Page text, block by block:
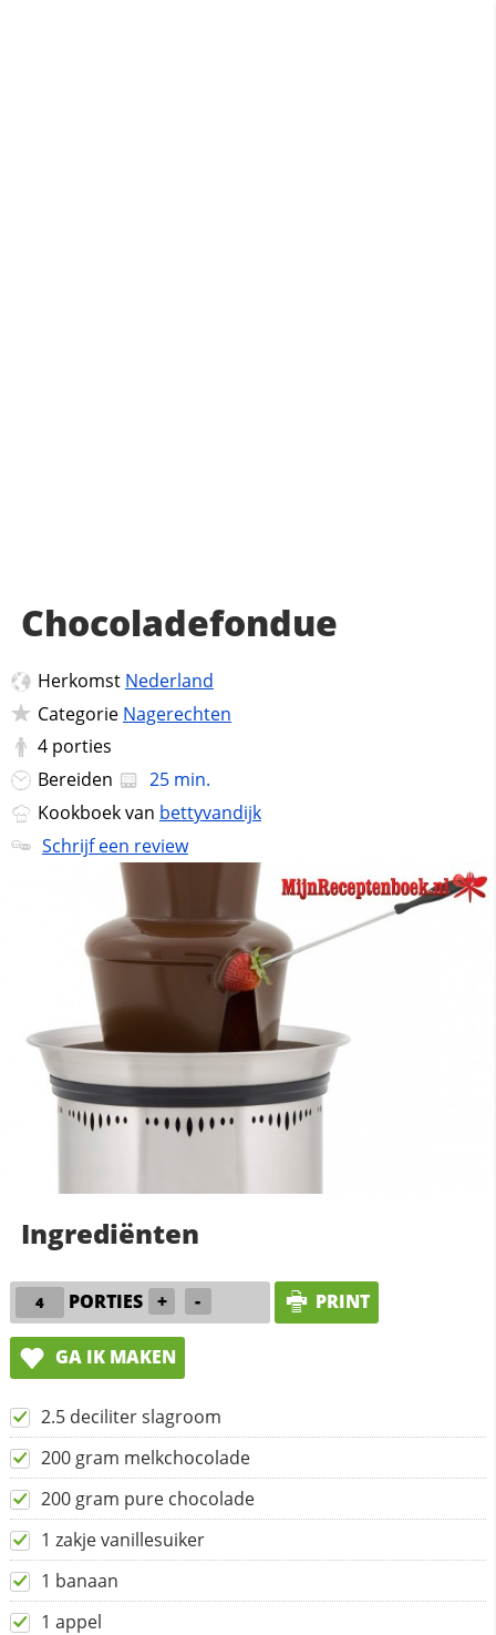
Chocoladefondue
Herkomst Nederland
Categorie Nagerechten
4 porties
Bereiden
25 min.
Kookboek van bettyvandijk
Schrijf een review
Ingrediënten
PORTIES + - PRINT
GA IK MAKEN
2.5 deciliter slagroom
200 gram melkchocolade
200 gram pure chocolade
1 zakje vanillesuiker
1 banaan
1 appel